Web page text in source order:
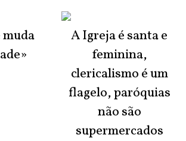
muda
A Igreja é santa e
feminina,
clericalismo é um
flagelo, paróquias
não são
supermercados